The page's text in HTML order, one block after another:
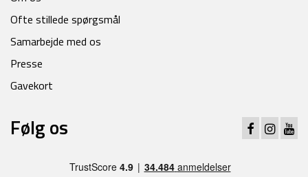
Ofte stillede spørgsmål
Samarbejde med os
Presse
Gavekort
Følg os